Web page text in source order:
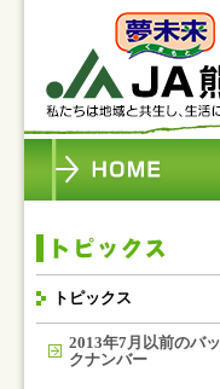
トピックス
2013年7月以前のバッ
クナンバー